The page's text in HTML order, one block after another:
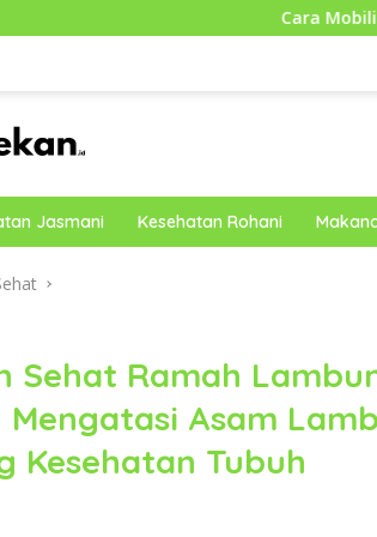
Cara Mobility Training
Jasmani Kesehatan Rohani
Sehat Ramah
Asam
Kesehatan Tubuh